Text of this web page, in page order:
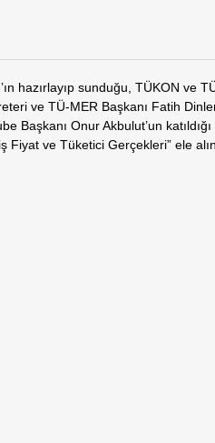
hazırlayıp sunduğu, TÜKON ve
ve TÜ-MER Başkanı Fatih
Başkanı Onur Akbulut’un
Fiyat ve Tüketici Gerçekleri” ele